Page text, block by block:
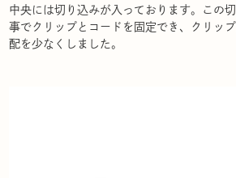
中央には切り込みが入っております。この
事でクリップとコードを固定でき、クリッ
配を少なくしました。